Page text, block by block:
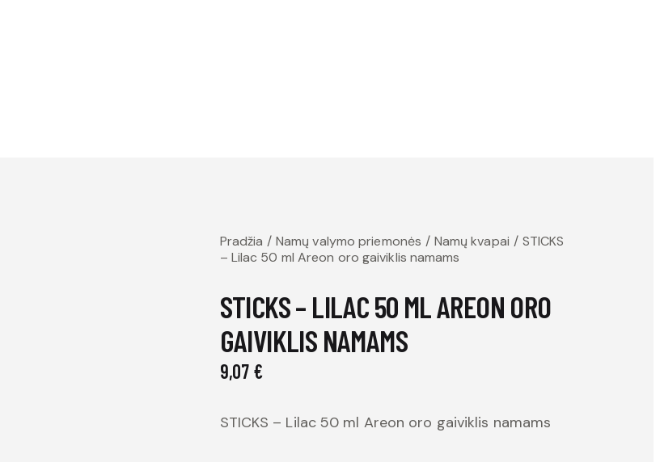
Pradžia Namų valymo priemonės Namų kvapai
STICKS
– Lilac 50 ml Areon oro gaiviklis namams
STICKS – LILAC 50 ML AREON ORO
GAIVIKLIS NAMAMS
9,07 €
STICKS – Lilac 50 ml Areon oro gaiviklis namams